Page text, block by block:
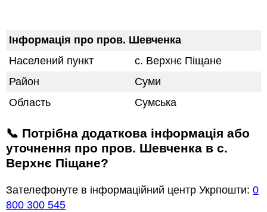
Інформація про пров. Шевченка
Населений пункт
с. Верхнє Піщане
Район
Суми
Область
Сумська
📞 Потрібна додаткова інформація або
уточнення про пров. Шевченка в с.
Верхнє Піщане?
Зателефонуте в інформаційний центр Укрпошти: 0
800 300 545